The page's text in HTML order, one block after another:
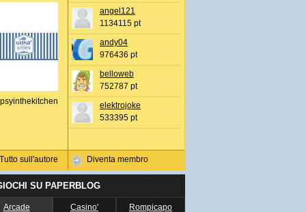
Tutto sull'autore
angel121
1134115 pt
andy04
976436 pt
belloweb
752787 pt
elektrojoke
533395 pt
Diventa membro
SU PAPERBLOG
Arcade Casino' Rompicapo